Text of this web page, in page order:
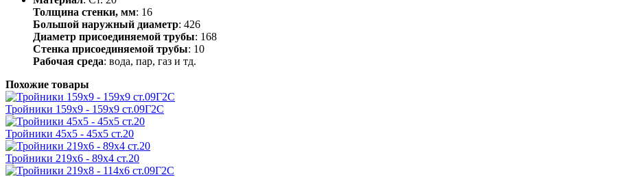
Толщина стенки, мм: 16
Большой наружный диаметр: 426
Диаметр присоединяемой трубы: 168
Стенка присоединяемой трубы: 10
Рабочая среда: вода, пар, газ и тд.
Похожие товары
Тройники 159х9 - 159х9 ст.09Г2С
Тройники 45х5 - 45х5 ст.20
Тройники 219х6 - 89х4 ст.20